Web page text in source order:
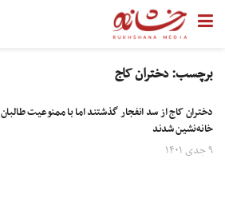
برچسب:دختران کاج
دختران کاج از سد انفجار گذشتند اما با ممنوعیت طالبان
خانه‌نشین شدند
۹ جدی ۱۴۰۱